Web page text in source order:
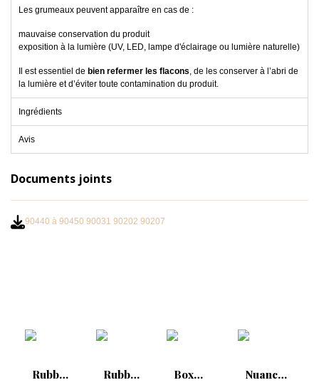
Les grumeaux peuvent apparaître en cas de :
mauvaise conservation du produit
exposition à la lumière (UV, LED, lampe d'éclairage ou lumière naturelle)
Il est essentiel de bien refermer les flacons, de les conserver à l’abri de
la lumière et d’éviter toute contamination du produit.
Ingrédients
Avis
Documents joints
90440 à 90450 90031 90202 90207
Rubber
Rubber
Box
Nuancier